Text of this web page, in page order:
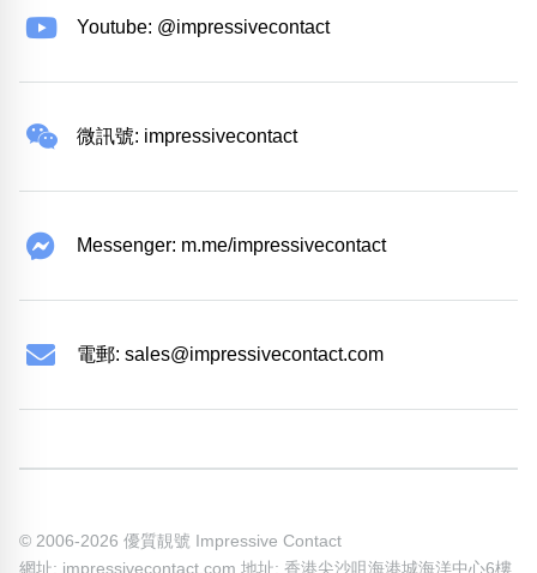
Youtube: @impressivecontact
微訊號: impressivecontact
Messenger: m.me/impressivecontact
電郵: sales@impressivecontact.com
© 2006-2026 優質靚號 Impressive Contact
網址: impressivecontact.com 地址: 香港尖沙咀海港城海洋中心6樓